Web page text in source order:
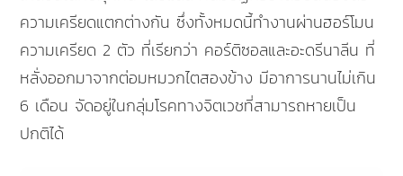
ความเครียดแตกต่างกัน ซึ่งทั้งหมดนี้ทำงานผ่านฮอร์โมน
ความเครียด 2 ตัว ที่เรียกว่า คอร์ติซอลและอะดรีนาลีน ที่
หลั่งออกมาจากต่อมหมวกไตสองข้าง มีอาการนานไม่เกิน
6 เดือน จัดอยู่ในกลุ่มโรคทางจิตเวชที่สามารถหายเป็น
ปกติได้